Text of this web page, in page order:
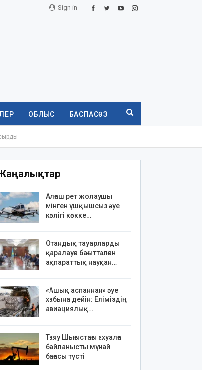
Sign in
ОБЛЫС БАСПАСӨЗ
Алғаш рет жолаушы
мінген ұшқышсыз әуе
көлігі көкке…
Отандық тауарларды
қаралауға бағытталған
ақпараттық науқан…
«Ашық аспаннан» әуе
хабына дейін: Еліміздің
авиациялық…
Таяу Шығыстағы ахуалға
байланысты мұнай
бағасы түсті